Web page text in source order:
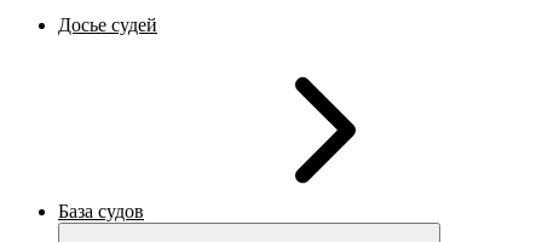
Досье судей
База судов